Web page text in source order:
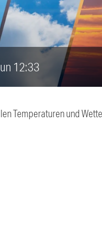
12:33
Temperaturen und